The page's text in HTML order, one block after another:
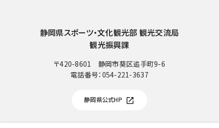
静岡県スポーツ・文化観光部 観光交流局
観光振興課
〒420-8601 静岡市葵区追手町9-6
電話番号：
番
054-221-3637
静岡県公式HP